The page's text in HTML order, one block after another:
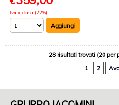
Iva inclusa (22%)
28 risultati trovati (20 per
1
2